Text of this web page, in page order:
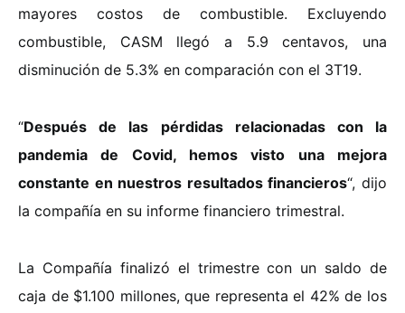
mayores costos de combustible. Excluyendo
combustible, CASM llegó a 5.9 centavos, una
disminución de 5.3% en comparación con el 3T19.
“Después de las pérdidas relacionadas con la
pandemia de Covid, hemos visto una mejora
constante en nuestros resultados financieros“, dijo
la compañía en su informe financiero trimestral.
La Compañía finalizó el trimestre con un saldo de
caja de $1.100 millones, que representa el 42% de los